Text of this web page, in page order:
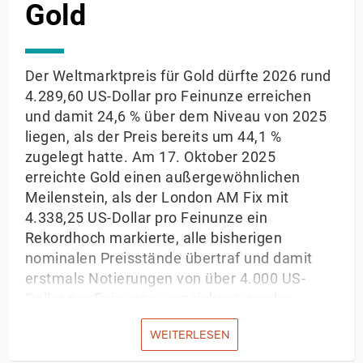
Gold
Der Weltmarktpreis für Gold dürfte 2026 rund
4.289,60 US-Dollar pro Feinunze erreichen
und damit 24,6 % über dem Niveau von 2025
liegen, als der Preis bereits um 44,1 %
zugelegt hatte. Am 17. Oktober 2025
erreichte Gold einen außergewöhnlichen
Meilenstein, als der London AM Fix mit
4.338,25 US-Dollar pro Feinunze ein
Rekordhoch markierte, alle bisherigen
nominalen Preisstände übertraf und damit
erstmals Notierungen von über 4.000 US-
Anfang November 2025 hielt sich der
Spotpreis weiterhin über der Marke von 4.000
WEITERLESEN